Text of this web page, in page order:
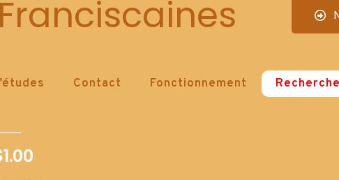
Contact Fonctionnement Recherche
1.00